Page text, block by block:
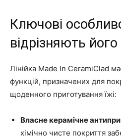
Ключові
відрізняють його
Лінійка Made In CeramiClad
функцій, призначених для
щоденного приготування їжі:
Власне керамічне
хімічно чисте покриття